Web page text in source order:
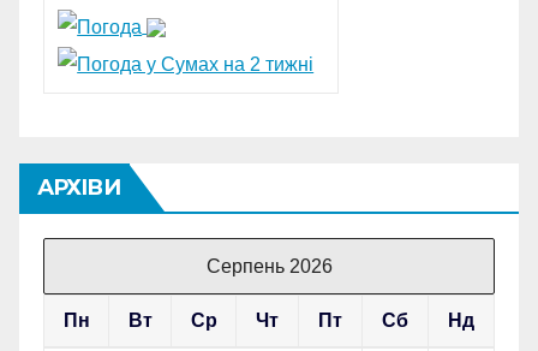
АРХІВИ
Серпень 2026
Пн Вт Ср Чт Пт Сб Нд